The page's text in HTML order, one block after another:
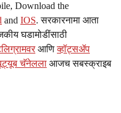
Download the
and IOS. सरकारनामा आता
घडामोडींसाठी
आणिव्हॉट्सॲप
चॅनेलला आजच सबस्क्राइब